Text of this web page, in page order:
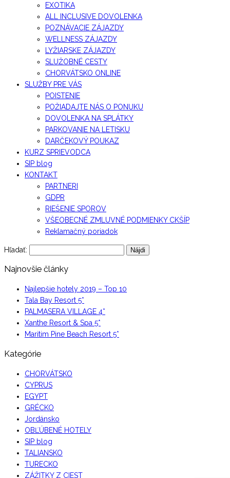
EXOTIKA
ALL INCLUSIVE DOVOLENKA
POZNÁVACIE ZÁJAZDY
WELLNESS ZÁJAZDY
LYŽIARSKE ZÁJAZDY
SLUŽOBNÉ CESTY
CHORVÁTSKO ONLINE
SLUŽBY PRE VÁS
POISTENIE
POŽIADAJTE NÁS O PONUKU
DOVOLENKA NA SPLÁTKY
PARKOVANIE NA LETISKU
DARČEKOVÝ POUKAZ
KURZ SPRIEVODCA
SIP blog
KONTAKT
PARTNERI
GDPR
RIEŠENIE SPOROV
VŠEOBECNÉ ZMLUVNÉ PODMIENKY CKŠÍP
Reklamačný poriadok
Hľadať:
Najnovšie články
Najlepšie hotely 2019 – Top 10
Tala Bay Resort 5*
PALMASERA VILLAGE 4*
Xanthe Resort & Spa 5*
Maritim Pine Beach Resort 5*
Kategórie
CHORVÁTSKO
CYPRUS
EGYPT
GRÉCKO
Jordánsko
OBĽÚBENÉ HOTELY
SIP blog
TALIANSKO
TURECKO
ZÁŽITKY Z CIEST